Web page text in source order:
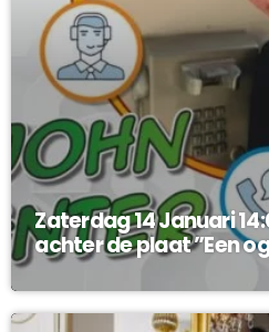
Zaterdag 14 Januari
achter de plaat ”Een
Enter !